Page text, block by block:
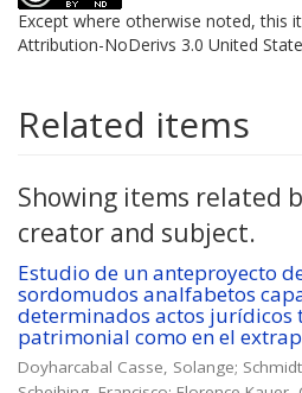
Except where otherwise noted, this
Attribution-NoDerivs 3.0 United
Related items
Showing items related
creator and subject.
Estudio de un anteproyecto
sordomudos analfabetos
determinados actos jurídicos
patrimonial como en el
Doyharcabal Casse, Solange;